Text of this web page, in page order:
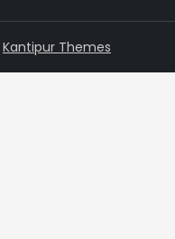
Kantipur Themes